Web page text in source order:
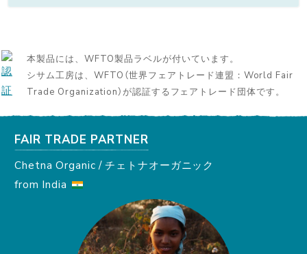
本製品には、WFTO製品ラベルが付いています。
シサム工房は、WFTO（世界フェアトレード連盟：World Fair
Trade Organization）が認証するフェアトレード団体です。
FAIR TRADE PARTNER
Chetna Organic / チェトナオーガニック
from India